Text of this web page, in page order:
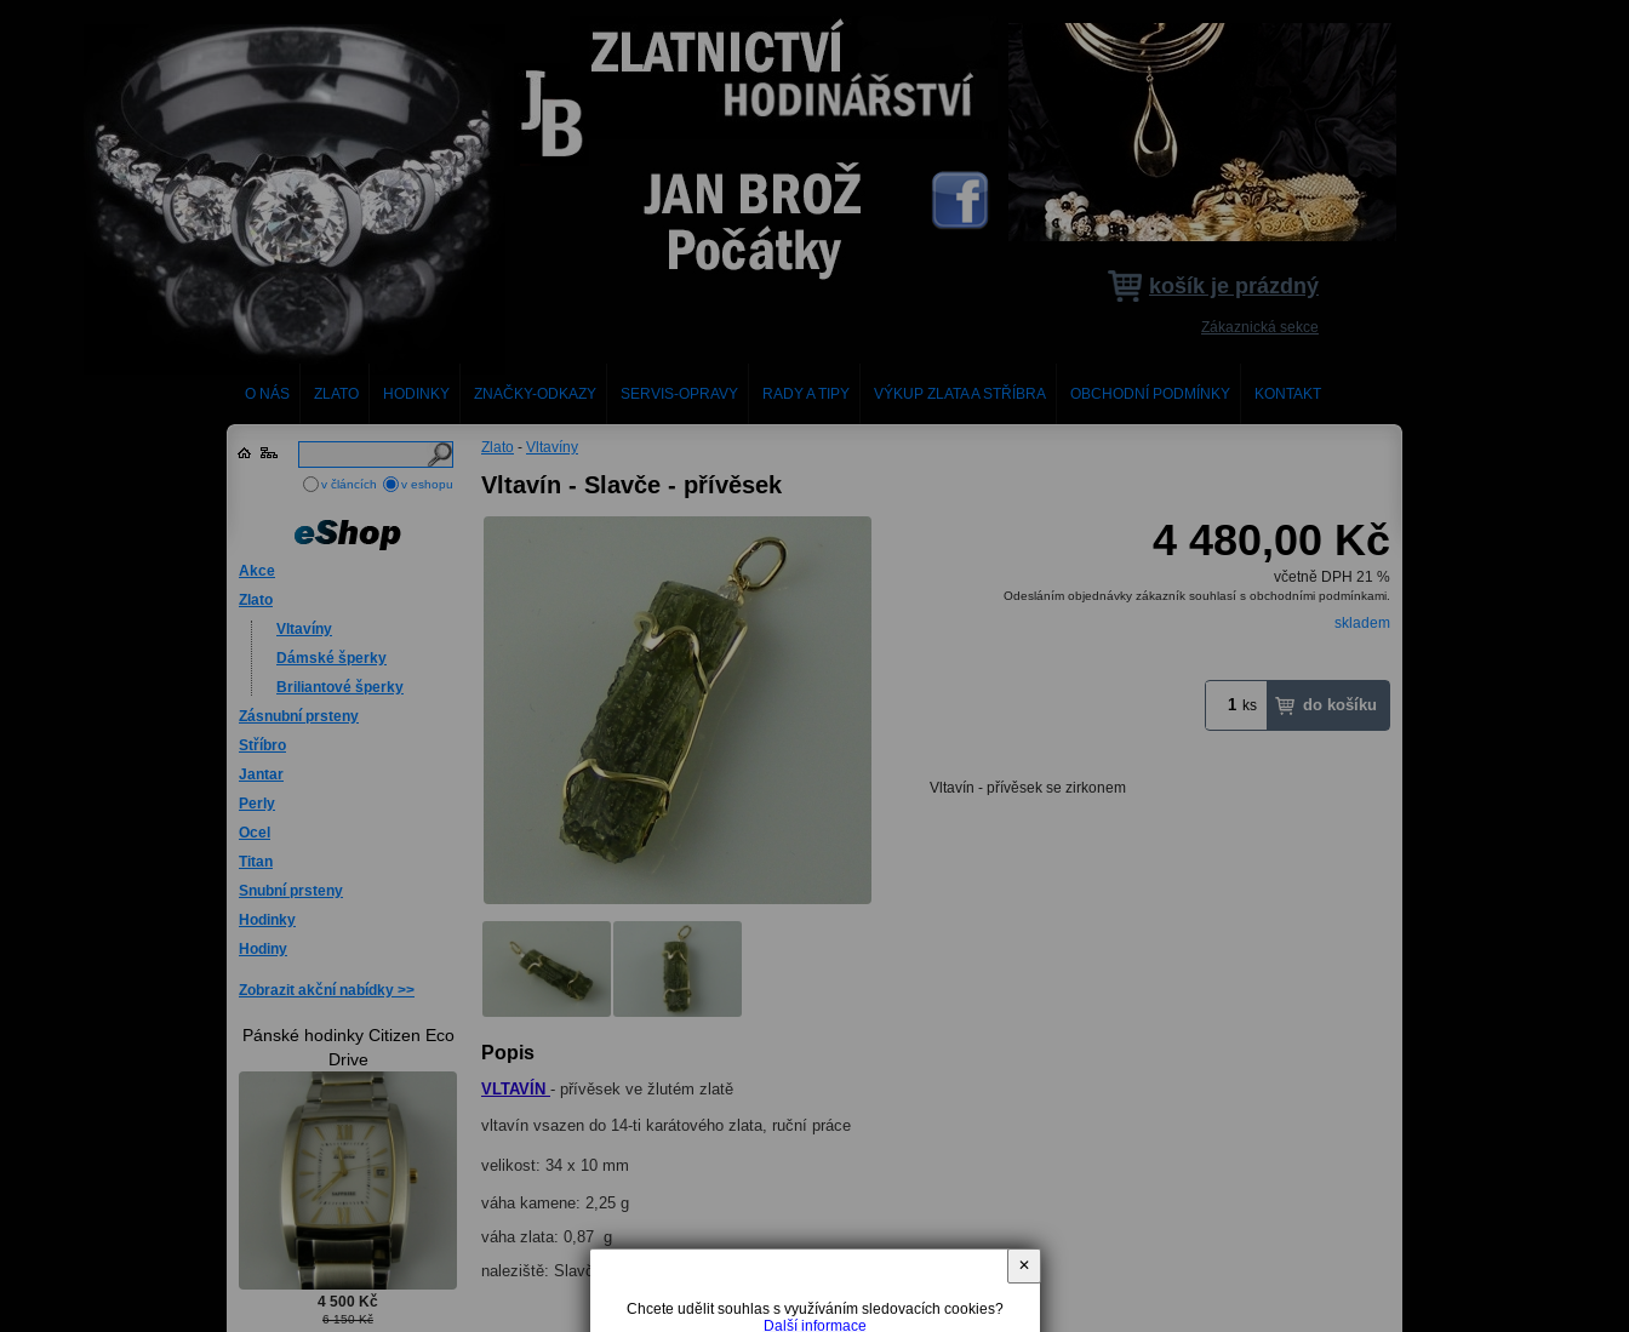
O NÁS ZLATO HODINKY ZNAČKY-ODKAZY SERVIS-OPRAVY RADY A TIPY VÝKUP ZLATA A STŘÍBRA OBCHODNÍ PODMÍNKY KONTAKT
Akce
Zlato
Vltavíny
Dámské šperky
Briliantové šperky
Zásnubní prsteny
Stříbro
Jantar
Perly
Ocel
Titan
Snubní prsteny
Hodinky
Hodiny
Zobrazit akční nabídky
Pánské hodinky Citizen Eco
Drive
4 500 Kč
6 150 Kč
Zlato - Vltavíny
Vltavín - Slavče - přívěsek
4 480,00 Kč
včetně DPH 21 %
Odesláním objednávky zákazník souhlasí s obchodními podmínkami.
skladem
ks
Vltavín - přívěsek se zirkonem
Popis
VLTAVÍN - přívěsek ve žlutém zlatě
vltavín vsazen do 14-ti karátového zlata, ruční práce
velikost: 34 x 10 mm
váha kamene: 2,25 g
váha zlata: 0,87 g
naleziště: Slavče
v článcích v eshopu
košík je prázdný
Zákaznická sekce
Chcete udělit souhlas s využíváním sledovacích cookies?
Další informace
✕